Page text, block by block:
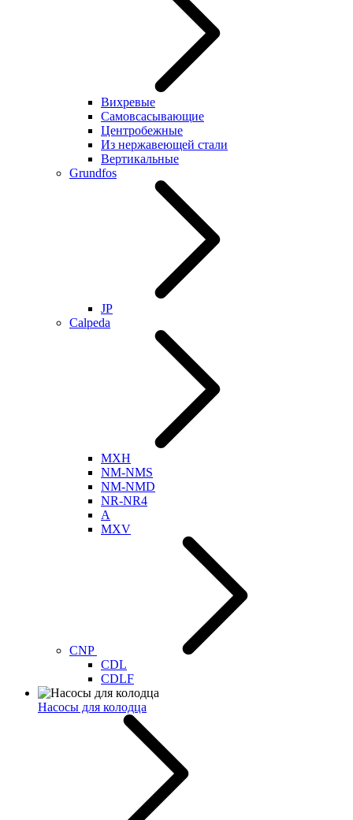
Вихревые
Самовсасывающие
Центробежные
Из нержавеющей стали
Вертикальные
Grundfos
JP
Calpeda
MXH
NM-NMS
NM-NMD
NR-NR4
A
MXV
CNP
CDL
CDLF
Насосы для колодца